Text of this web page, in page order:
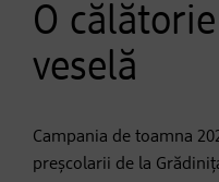
O
veselă
Campania de toamna
preșcolarii de la